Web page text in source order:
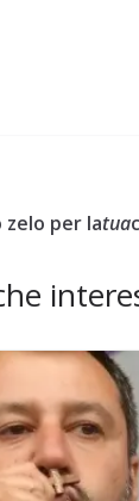
zelo per latua